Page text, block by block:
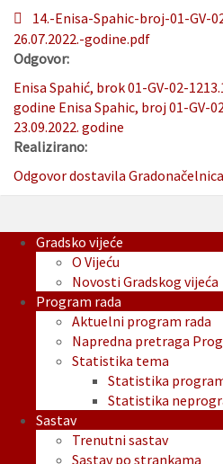
14.-Enisa-Spahic-broj-01-GV-
26.07.2022.-godine.pdf
Odgovor:
Enisa Spahić, brok 01-GV-02-
godine Enisa Spahic, broj 01-GV-
23.09.2022. godine
Realizirano:
Odgovor dostavila
Gradsko vijeće
O Vijeću
Novosti Gradskog vijeća
Program rada
Aktuelni program rada
Napredna pretraga
Statistika tema
Statistika
Statistika
Sastav
Trenutni sastav
Sastav po strankama